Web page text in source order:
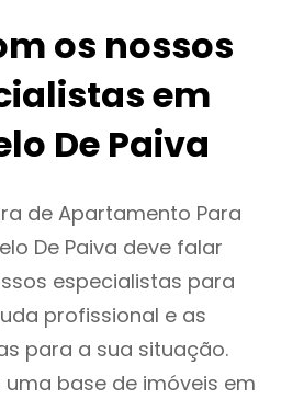
os nossos
em
De Paiva
de Apartamento Para
De Paiva deve falar
especialistas para
profissional e as
para a sua situação.
base de imóveis em